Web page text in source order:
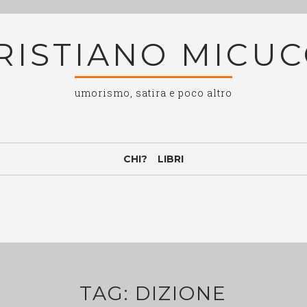
umorismo, satira e poco altro
CHI? LIBRI
TAG: DIZIONE